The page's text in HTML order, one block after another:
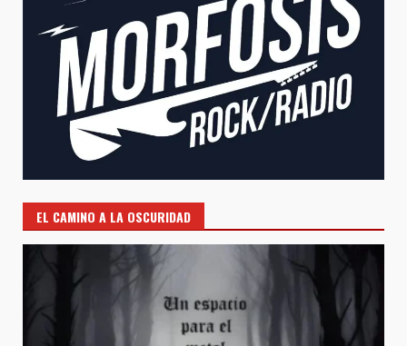
EL CAMINO A LA OSCURIDAD